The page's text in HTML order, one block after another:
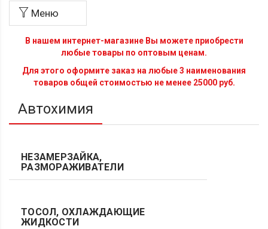
Меню
В нашем интернет-магазине Вы можете приобрести
любые товары по оптовым ценам.
Для этого оформите заказ на любые 3 наименования
товаров общей стоимостью не менее 25000 руб.
Автохимия
НЕЗАМЕРЗАЙКА,
РАЗМОРАЖИВАТЕЛИ
ТОСОЛ, ОХЛАЖДАЮЩИЕ
ЖИДКОСТИ